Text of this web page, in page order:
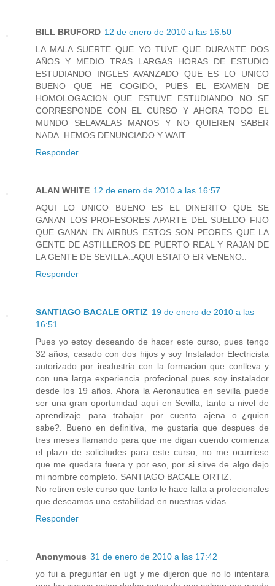
BILL BRUFORD 12 de enero de 2010 a las 16:50
LA MALA SUERTE QUE YO TUVE QUE DURANTE DOS
AÑOS Y MEDIO TRAS LARGAS HORAS DE ESTUDIO
ESTUDIANDO INGLES AVANZADO QUE ES LO UNICO
BUENO QUE HE COGIDO, PUES EL EXAMEN DE
HOMOLOGACION QUE ESTUVE ESTUDIANDO NO SE
CORRESPONDE CON EL CURSO Y AHORA TODO EL
MUNDO SELAVALAS MANOS Y NO QUIEREN SABER
NADA. HEMOS DENUNCIADO Y WAIT..
Responder
ALAN WHITE 12 de enero de 2010 a las 16:57
AQUI LO UNICO BUENO ES EL DINERITO QUE SE
GANAN LOS PROFESORES APARTE DEL SUELDO FIJO
QUE GANAN EN AIRBUS ESTOS SON PEORES QUE LA
GENTE DE ASTILLEROS DE PUERTO REAL Y RAJAN DE
LA GENTE DE SEVILLA..AQUI ESTATO ER VENENO..
Responder
SANTIAGO BACALE ORTIZ 19 de enero de 2010 a las
16:51
Pues yo estoy deseando de hacer este curso, pues tengo
32 años, casado con dos hijos y soy Instalador Electricista
autorizado por insdustria con la formacion que conlleva y
con una larga experiencia profecional pues soy instalador
desde los 19 años. Ahora la Aeronautica en sevilla puede
ser una gran oportunidad aquí en Sevilla, tanto a nivel de
aprendizaje para trabajar por cuenta ajena o..¿quien
sabe?. Bueno en definitiva, me gustaria que despues de
tres meses llamando para que me digan cuendo comienza
el plazo de solicitudes para este curso, no me ocurriese
que me quedara fuera y por eso, por si sirve de algo dejo
mi nombre completo. SANTIAGO BACALE ORTIZ.
No retiren este curso que tanto le hace falta a profecionales
que deseamos una estabilidad en nuestras vidas.
Responder
Anonymous 31 de enero de 2010 a las 17:42
yo fui a preguntar en ugt y me dijeron que no lo intentara